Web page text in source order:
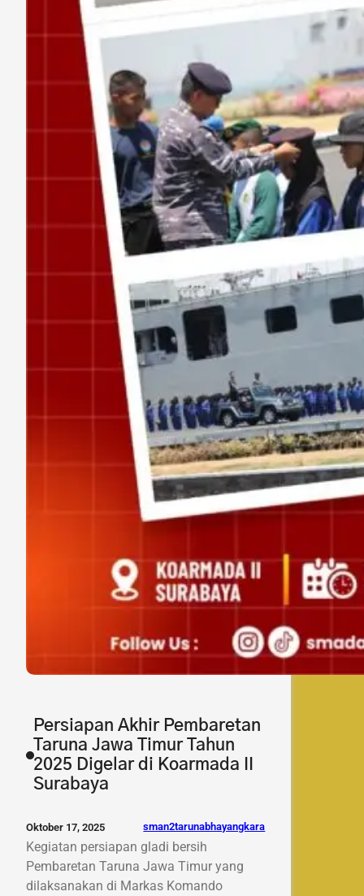
Persiapan Akhir Pembaretan
Taruna Jawa Timur Tahun
2025 Digelar di Koarmada II
Surabaya
Oktober 17, 2025 sman2tarunabhayangkara
Kegiatan persiapan gladi bersih
Pembaretan Taruna Jawa Timur yang
dilaksanakan di Markas Komando